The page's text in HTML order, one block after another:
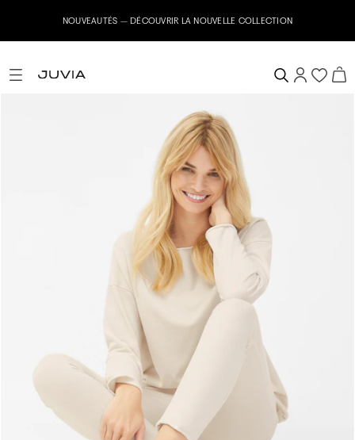
NOUVEAUTÉS – DÉCOUVRIR LA NOUVELLE COLLECTION